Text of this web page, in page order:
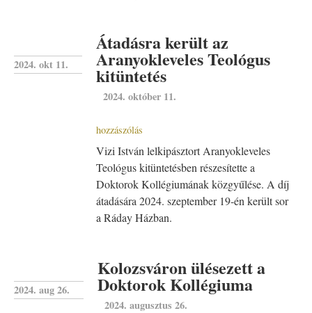
2024. okt 11.
Átadásra került az
Aranyokleveles Teológus
kitüntetés
2024. október 11.
hozzászólás
Vizi István lelkipásztort Aranyokleveles
Teológus kitüntetésben részesítette a
Doktorok Kollégiumának közgyűlése. A díj
átadására 2024. szeptember 19-én került sor
a Ráday Házban.
2024. aug 26.
Kolozsváron ülésezett a
Doktorok Kollégiuma
2024. augusztus 26.